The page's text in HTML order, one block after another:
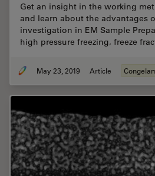
Get an insight in the working
and learn about the advantages
investigation in EM Sample
high pressure freezing, freeze
May 23, 2019 Article